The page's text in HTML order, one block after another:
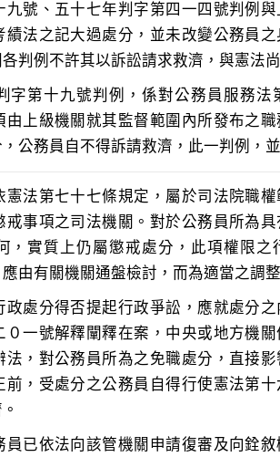
九號、五十七年判字第四一四號判例
績法之記大過處分，並未改變公務員
第十九號判例，係對公務員服務法
由上級機關就其監督範圍內所發布之
公務員自不得訴請救濟，此一判例，
第七十七條規定，屬於司法院職權
事項之司法機關。對於公務員所為具
，實質上仍屬懲戒處分，此項權限之
分得否提起行政爭訟，應就處分之
０一號解釋闡釋在案，中央或地方機
法，對公務員所為之免職處分，直接
前，受處分之公務員自得行使憲法第
依法向該管機關申請復審及向銓敘